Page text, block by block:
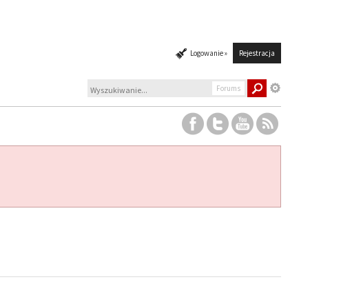
Logowanie » Rejestracja
Forums